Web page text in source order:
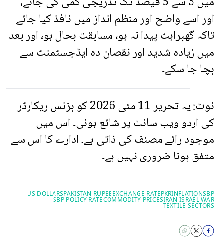
اور اسے واضح اور منظم انداز میں نافذ کیا جائے
تاکہ گھبراہٹ پیدا نہ ہو، مسابقت بحال ہو، اور بعد
میں زیادہ شدید اور نقصان دہ ایڈجسٹمنٹ سے
بچا جا سکے۔
نوٹ: یہ تحریر 11 مئی 2026 کو بزنس ریکارڈر
کی اردو ویب سائٹ پر شائع ہوئی۔ اس میں
موجود رائے مصنف کی ذاتی ہے۔ ادارے کا اس سے
متفق ہونا ضروری نہیں ہے۔
SBP
INFLATION
PKR
EXCHANGE RATE
PAKISTAN RUPEE
US DOLLARS
IRAN ISRAEL WAR
COMMODITY PRICES
SBP POLICY RATE
TEXTILE SECTORS